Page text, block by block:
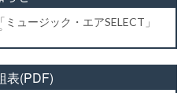
ュージック・エアSELECT」
表(PDF)